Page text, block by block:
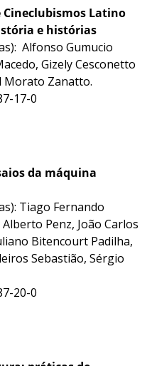
Cineclubismos Latino
e histórias
Alfonso Gumucio
Gizely Cesconetto
Morato Zanatto.
17-0
da máquina
Tiago Fernando
Penz, João Carlos
Bitencourt Padilha,
Sebastião, Sérgio
20-0